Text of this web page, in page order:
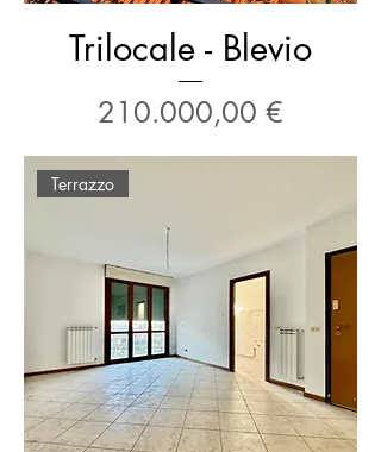
Trilocale - Blevio
Prezzo
210.000,00 €
Terrazzo